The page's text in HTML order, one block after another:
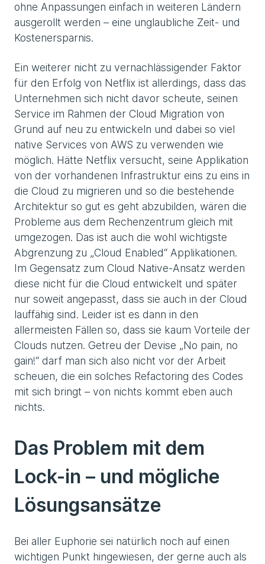
ohne Anpassungen einfach in weiteren Ländern
ausgerollt werden – eine unglaubliche Zeit- und
Kostenersparnis.
Ein weiterer nicht zu vernachlässigender Faktor
für den Erfolg von Netflix ist allerdings, dass das
Unternehmen sich nicht davor scheute, seinen
Service im Rahmen der Cloud Migration von
Grund auf neu zu entwickeln und dabei so viel
native Services von AWS zu verwenden wie
möglich. Hätte Netflix versucht, seine Applikation
von der vorhandenen Infrastruktur eins zu eins in
die Cloud zu migrieren und so die bestehende
Architektur so gut es geht abzubilden, wären die
Probleme aus dem Rechenzentrum gleich mit
umgezogen. Das ist auch die wohl wichtigste
Abgrenzung zu „Cloud Enabled“ Applikationen.
Im Gegensatz zum Cloud Native-Ansatz werden
diese nicht für die Cloud entwickelt und später
nur soweit angepasst, dass sie auch in der Cloud
lauffähig sind. Leider ist es dann in den
allermeisten Fällen so, dass sie kaum Vorteile der
Clouds nutzen. Getreu der Devise „No pain, no
gain!“ darf man sich also nicht vor der Arbeit
scheuen, die ein solches Refactoring des Codes
mit sich bringt – von nichts kommt eben auch
nichts.
Das Problem mit dem
Lock-in – und mögliche
Lösungsansätze
Bei aller Euphorie sei natürlich noch auf einen
wichtigen Punkt hingewiesen, der gerne auch als